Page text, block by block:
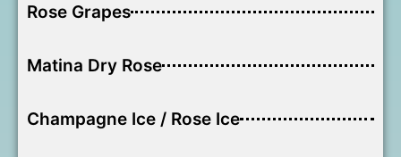
Rose Grapes
Matina Dry Rose
Champagne Ice / Rose Ice